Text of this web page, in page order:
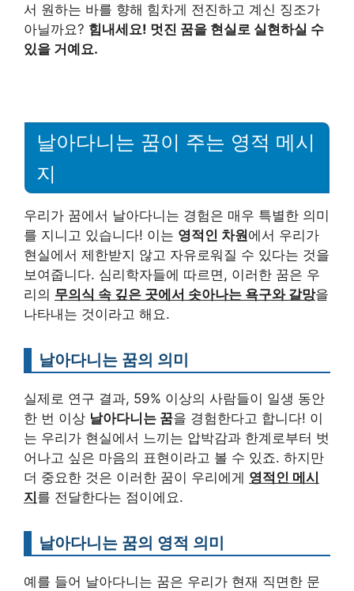
서 원하는 바를 향해 힘차게 전진하고 계신 징조가
아닐까요? 힘내세요! 멋진 꿈을 현실로 실현하실 수
있을 거예요.
날아다니는 꿈이 주는 영적 메시
지
우리가 꿈에서 날아다니는 경험은 매우 특별한 의미
를 지니고 있습니다! 이는 영적인 차원에서 우리가
현실에서 제한받지 않고 자유로워질 수 있다는 것을
보여줍니다. 심리학자들에 따르면, 이러한 꿈은 우
리의 무의식 속 깊은 곳에서 솟아나는 욕구와 갈망을
나타내는 것이라고 해요.
날아다니는 꿈의 의미
실제로 연구 결과, 59% 이상의 사람들이 일생 동안
한 번 이상 날아다니는 꿈을 경험한다고 합니다! 이
는 우리가 현실에서 느끼는 압박감과 한계로부터 벗
어나고 싶은 마음의 표현이라고 볼 수 있죠. 하지만
더 중요한 것은 이러한 꿈이 우리에게 영적인 메시
지 를 전달한다는 점이에요.
날아다니는 꿈의 영적 의미
예를 들어 날아다니는 꿈은 우리가 현재 직면한 문